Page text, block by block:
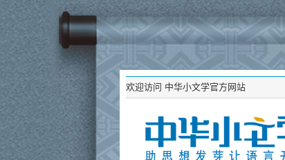
欢迎访问 中华小文学官方网站